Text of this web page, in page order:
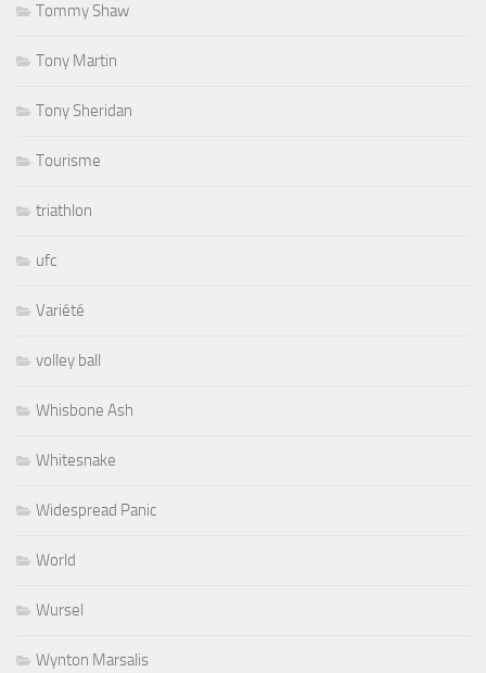
Tommy Shaw
Tony Martin
Tony Sheridan
Tourisme
triathlon
ufc
Variété
volley ball
Whisbone Ash
Whitesnake
Widespread Panic
World
Wursel
Wynton Marsalis